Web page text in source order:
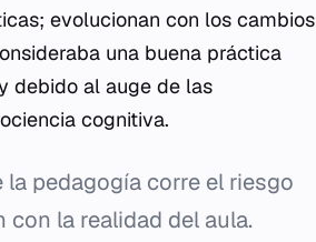
evolucionan con los cambios
una buena práctica
debido al auge de las
cognitiva.
pedagogía corre el riesgo
la realidad del aula.